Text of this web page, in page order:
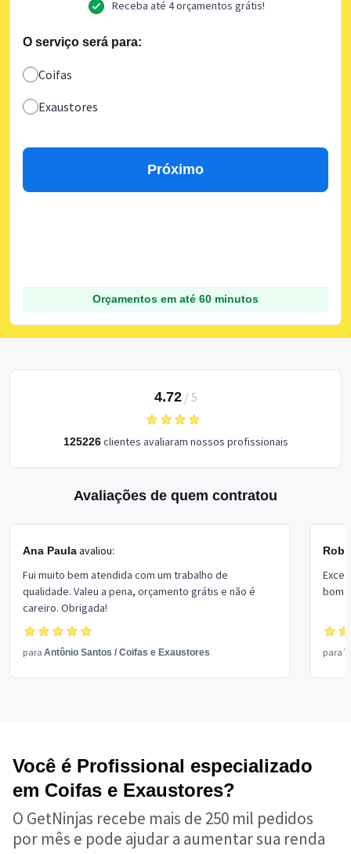
Receba até 4 orçamentos grátis!
O serviço será para:
Coifas
Exaustores
Próximo
Orçamentos em até 60 minutos
4.72/ 5
125226clientes avaliaram nossos profissionais
Avaliações de quem contratou
Ana Paulaavaliou:
Fui muito bem atendida com um trabalho de
qualidade. Valeu a pena, orçamento grátis e não é
careiro. Obrigada!
para Antônio Santos / Coifas e Exaustores
bom
para
Você é Profissional especializado
em Coifas e Exaustores?
O GetNinjas recebe mais de 250 mil pedidos
por mês e pode ajudar a aumentar sua renda